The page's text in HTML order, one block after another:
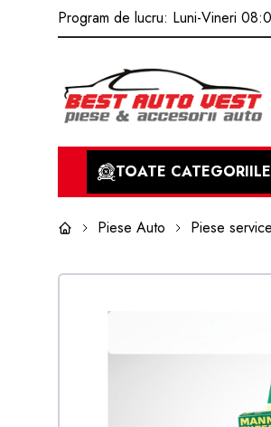
Program de lucru: Luni-Vineri
TOATE CATEGORIILE
Piese Auto Piese service